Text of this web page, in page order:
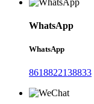
WhatsApp
WhatsApp
8618822138833